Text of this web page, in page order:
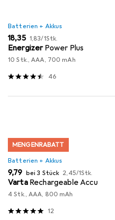
Batterien + Akkus
EUR
18,35 EUR
1,83/1Stk.
Energizer Power Plus
10 Stk., AAA, 700 mAh
46
MENGENRABATT
Batterien + Akkus
EUR
9,79 bei 3 Stück EUR
2,45/1Stk.
Varta Rechargeable Accu
4 Stk., AAA, 800 mAh
12